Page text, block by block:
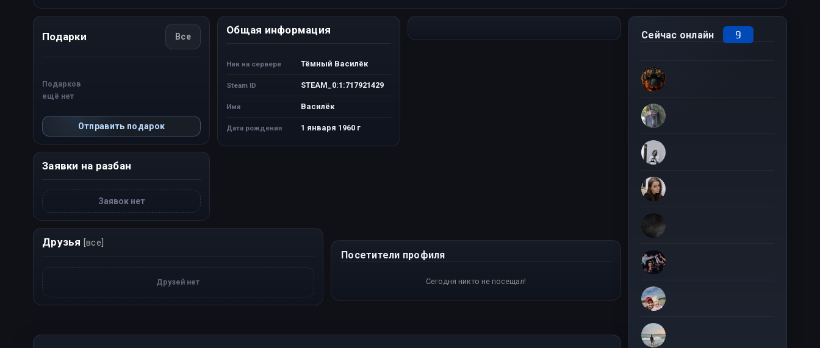
Подарки Все
Подарков
ещё нет
Отправить подарок
Заявки на разбан
Заявок нет
Общая информация
Ник на сервере Тёмный Василёк
Steam ID STEAM_0:1:717921429
Имя Василёк
Дата рождения 1 января 1960 г
Друзья [все]
Друзей нет
Посетители профиля
Сегодня никто не посещал!
Сейчас онлайн 9